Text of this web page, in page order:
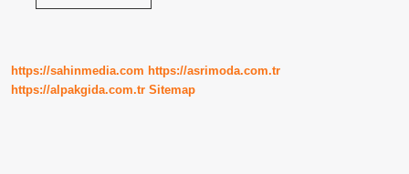
https://sahinmedia.com https://asrimoda.com.tr
https://alpakgida.com.tr Sitemap